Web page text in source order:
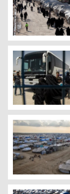
Kampa Holê
240 Malbatên
Rewangeha